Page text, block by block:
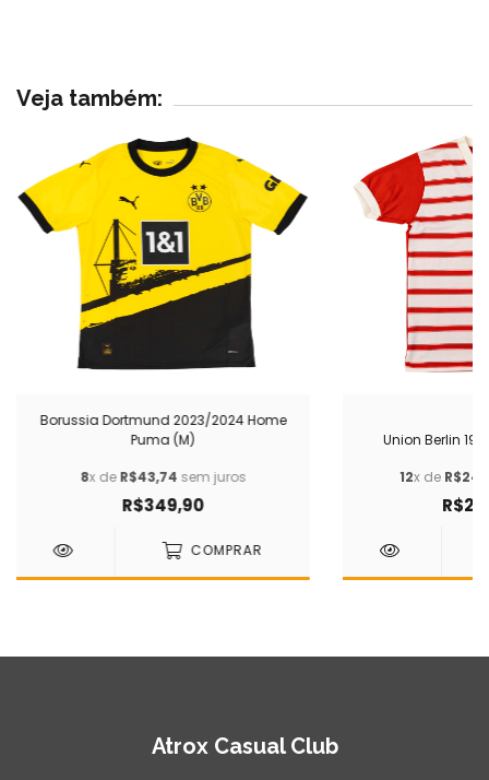
Veja também:
Borussia Dortmund 2023/2024 Home
Puma (M)
8x deR$43,74 sem juros
R$349,90
COMPRAR
Union Berlin
12x de
Atrox Casual Club